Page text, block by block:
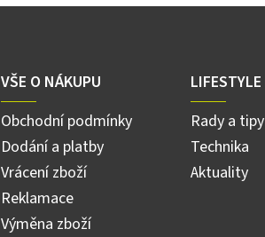
VŠE O NÁKUPU
Obchodní podmínky
Dodání a platby
Vrácení zboží
Reklamace
Výměna zboží
LIFESTYLE
Rady a tipy
Technika
Aktuality